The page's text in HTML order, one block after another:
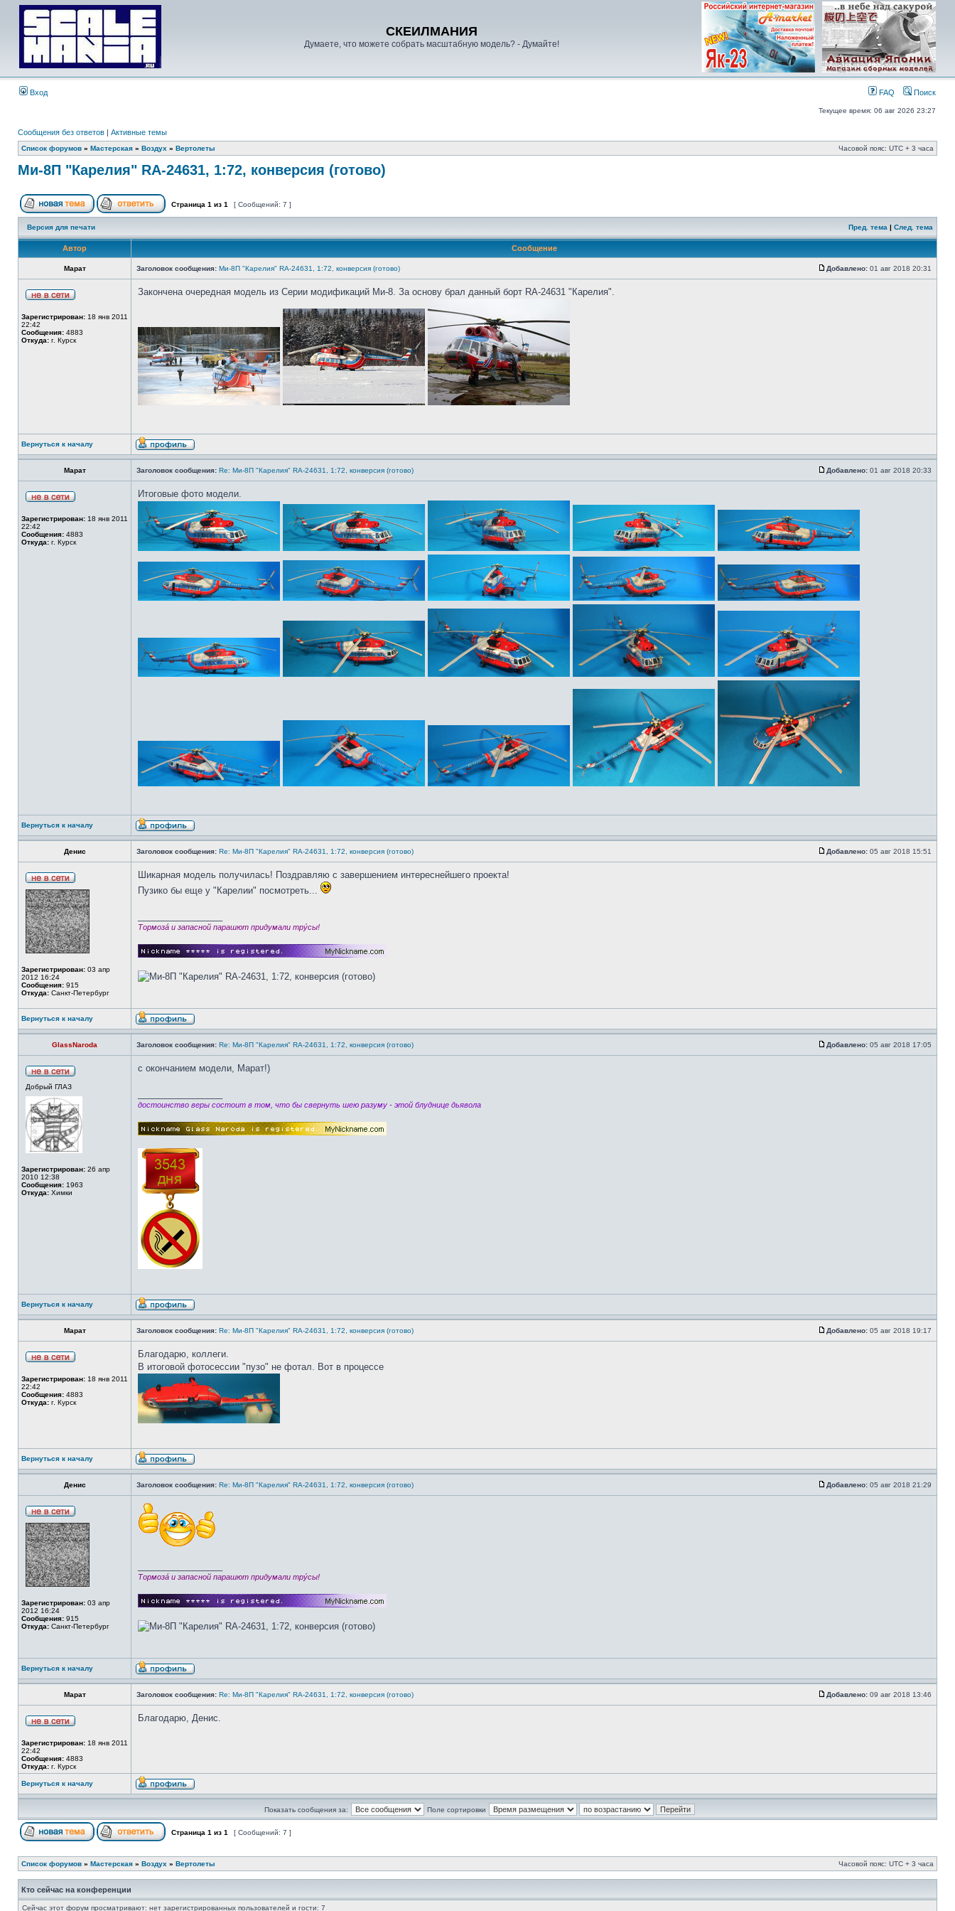
СКЕИЛМАНИЯ
Думаете, что можете собрать масштабную модель? - Думайте!
Вход FAQ Поиск
Текущее время: 06 авг 2026 23:27
Сообщения без ответов | Активные темы
Список форумов » Мастерская » Воздух » Вертолеты Часовой пояс: UTC + 3 часа
Ми-8П "Карелия" RA-24631, 1:72, конверсия (готово)
Страница 1 из 1 [ Сообщений: 7 ]
Версия для печати Пред. тема | След. тема
Автор Сообщение
Марат Заголовок сообщения: Ми-8П "Карелия" RA-24631, 1:72, конверсия (готово) Добавлено: 01 авг 2018 20:31
Зарегистрирован: 18 янв 2011
22:42
Сообщения: 4883
Откуда: г. Курск
Закончена очередная модель из Серии модификаций Ми-8. За основу брал данный борт RA-24631 "Карелия".
Вернуться к началу
Марат Заголовок сообщения: Re: Ми-8П "Карелия" RA-24631, 1:72, конверсия (готово) Добавлено: 01 авг 2018 20:33
Зарегистрирован: 18 янв 2011
22:42
Сообщения: 4883
Откуда: г. Курск
Итоговые фото модели.
Вернуться к началу
Денис Заголовок сообщения: Re: Ми-8П "Карелия" RA-24631, 1:72, конверсия (готово) Добавлено: 05 авг 2018 15:51
Зарегистрирован: 03 апр
2012 16:24
Сообщения: 915
Откуда: Санкт-Петербург
Шикарная модель получилась! Поздравляю с завершением интереснейшего проекта!
Пузико бы еще у "Карелии" посмотреть...
Тормозá и запасной парашют придумали трýсы!
Вернуться к началу
GlassNaroda Заголовок сообщения: Re: Ми-8П "Карелия" RA-24631, 1:72, конверсия (готово) Добавлено: 05 авг 2018 17:05
Добрый ГЛАЗ
Зарегистрирован: 26 апр
2010 12:38
Сообщения: 1963
Откуда: Химки
с окончанием модели, Марат!)
достоинство веры состоит в том, что бы свернуть шею разуму - этой блуднице дьявола
Вернуться к началу
Марат Заголовок сообщения: Re: Ми-8П "Карелия" RA-24631, 1:72, конверсия (готово) Добавлено: 05 авг 2018 19:17
Зарегистрирован: 18 янв 2011
22:42
Сообщения: 4883
Откуда: г. Курск
Благодарю, коллеги.
В итоговой фотосессии "пузо" не фотал. Вот в процессе
Вернуться к началу
Денис Заголовок сообщения: Re: Ми-8П "Карелия" RA-24631, 1:72, конверсия (готово) Добавлено: 05 авг 2018 21:29
Зарегистрирован: 03 апр
2012 16:24
Сообщения: 915
Откуда: Санкт-Петербург
Тормозá и запасной парашют придумали трýсы!
Вернуться к началу
Марат Заголовок сообщения: Re: Ми-8П "Карелия" RA-24631, 1:72, конверсия (готово) Добавлено: 09 авг 2018 13:46
Зарегистрирован: 18 янв 2011
22:42
Сообщения: 4883
Откуда: г. Курск
Благодарю, Денис.
Вернуться к началу
Показать сообщения за: Поле сортировки
Страница 1 из 1 [ Сообщений: 7 ]
Список форумов » Мастерская » Воздух » Вертолеты Часовой пояс: UTC + 3 часа
Кто сейчас на конференции
Сейчас этот форум просматривают: нет зарегистрированных пользователей и гости: 7